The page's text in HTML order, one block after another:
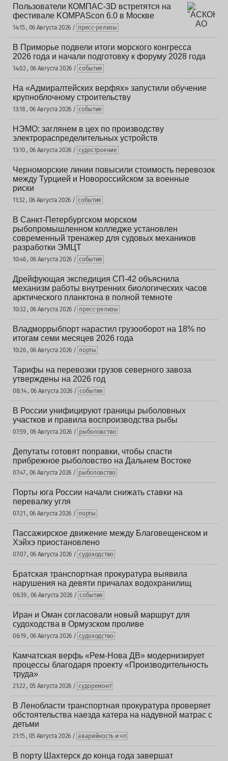
Пользователи КОМПАС-3D встретятся на
фестивале KOMPAScon 6.0 в Москве
14:15 , 06 Августа 2026 / пресс-релизы
В Приморье подвели итоги морского конгресса
2026 года и начали подготовку к форуму 2028 года
14:02 , 06 Августа 2026 / события
На «Адмиралтейских верфях» запустили обучение
крупноблочному строительству
13:18 , 06 Августа 2026 / события
НЭМО: заглянем в цех по производству
электрораспределительных устройств
13:10 , 06 Августа 2026 / судостроение
Черноморские линии повысили стоимость перевозок
между Турцией и Новороссийском за военные
риски
11:32 , 06 Августа 2026 / события
В Санкт-Петербургском морском
рыбопромышленном колледже установлен
современный тренажер для судовых механиков
разработки ЭМЦТ
10:46 , 06 Августа 2026 / события
Дрейфующая экспедиция СП-42 объяснила
механизм работы внутренних биологических часов
арктического планктона в полной темноте
10:32 , 06 Августа 2026 / пресс-релизы
Владморрыбпорт нарастил грузооборот на 18% по
итогам семи месяцев 2026 года
10:26 , 06 Августа 2026 / порты
Тарифы на перевозки грузов северного завоза
утверждены на 2026 год
08:14 , 06 Августа 2026 / события
В России унифицируют границы рыболовных
участков и правила воспроизводства рыбы
07:59 , 06 Августа 2026 / рыболовство
Депутаты готовят поправки, чтобы спасти
прибрежное рыболовство на Дальнем Востоке
07:47 , 06 Августа 2026 / рыболовство
Порты юга России начали снижать ставки на
перевалку угля
07:21 , 06 Августа 2026 / порты
Пассажирское движение между Благовещенском и
Хэйхэ приостановлено
07:07 , 06 Августа 2026 / судоходство
Братская транспортная прокуратура выявила
нарушения на девяти причалах водохранилищ
06:39 , 06 Августа 2026 / события
Иран и Оман согласовали новый маршрут для
судоходства в Ормузском проливе
06:19 , 06 Августа 2026 / судоходство
Камчатская верфь «Рем-Нова ДВ» модернизирует
процессы благодаря проекту «Производительность
труда»
21:22 , 05 Августа 2026 / судоремонт
В Ленобласти транспортная прокуратура проверяет
обстоятельства наезда катера на надувной матрас с
детьми
21:15 , 05 Августа 2026 / аварийность и чп
В порту Шахтерск до конца года завершат